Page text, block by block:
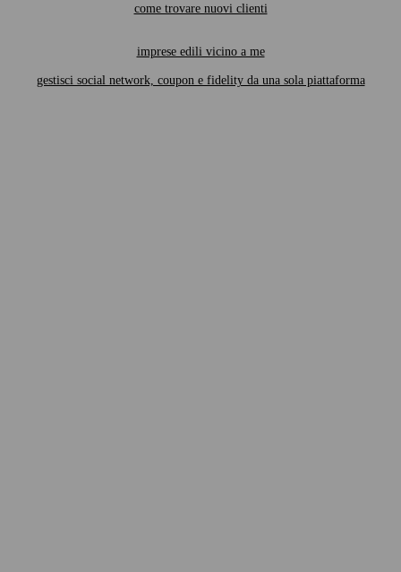
come trovare nuovi clienti
imprese edili vicino a me
gestisci social network, coupon e fidelity da una sola piattaforma